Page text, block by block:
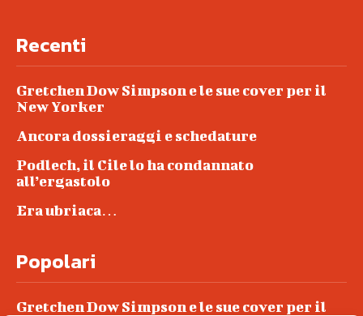
Recenti
Gretchen Dow Simpson e le sue cover per il
New Yorker
Ancora dossieraggi e schedature
Podlech, il Cile lo ha condannato
all’ergastolo
Era ubriaca…
Popolari
Gretchen Dow Simpson e le sue cover per il